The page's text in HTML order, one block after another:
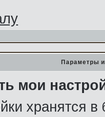
Параметры
мои
хранятся